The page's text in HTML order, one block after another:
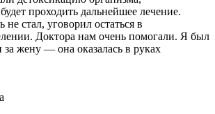
проходить дальнейшее лечение.
не стал, уговорил остаться в
Доктора нам очень помогали. Я был
жену — она оказалась в руках